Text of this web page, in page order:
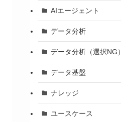
AIエージェント
データ分析
データ分析（選択NG）
データ基盤
ナレッジ
ユースケース